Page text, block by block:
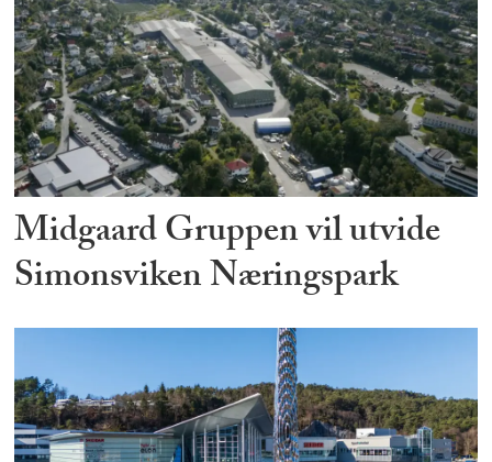
Midgaard Gruppen vil utvide
Simonsviken Næringspark